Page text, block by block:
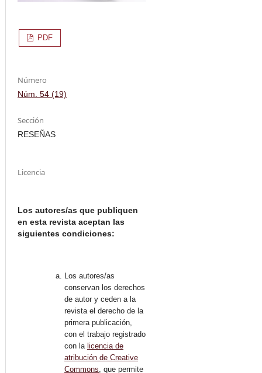
PDF
Número
Núm. 54 (19)
Sección
RESEÑAS
Licencia
Los autores/as que publiquen
en esta revista aceptan las
siguientes condiciones:
Los autores/as
conservan los derechos
de autor y ceden a la
revista el derecho de la
primera publicación,
con el trabajo registrado
con la licencia de
atribución de Creative
Commons , que permite